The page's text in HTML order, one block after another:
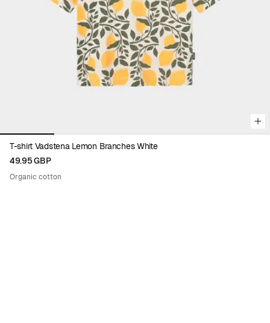
Viewing image 1 of 5
T-shirt Vadstena Lemon Branches White
49.95 GBP
Organic cotton